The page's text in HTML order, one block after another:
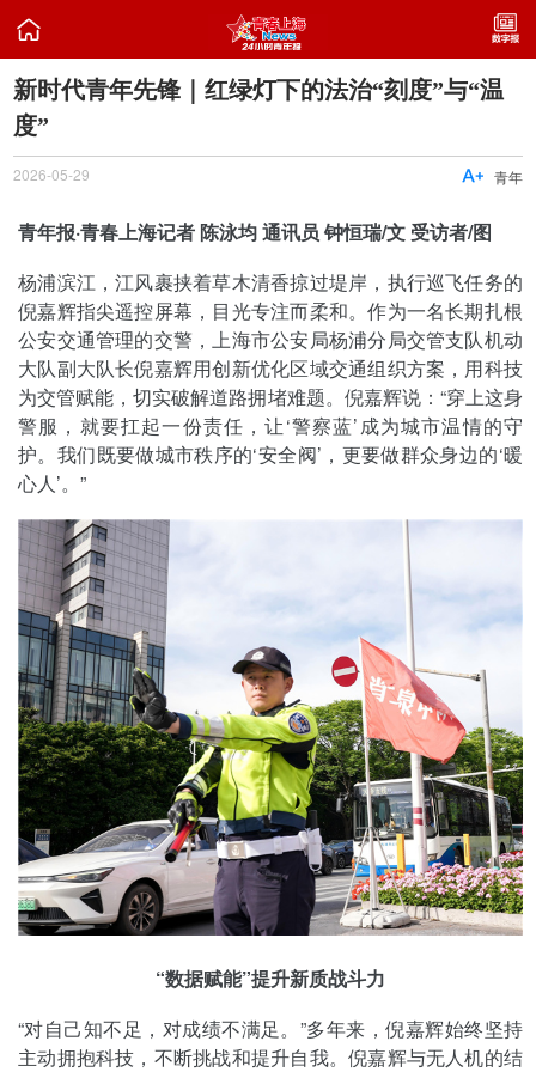

新时代青年先锋｜红绿灯下的法治“刻度”与“温
度”
2026-05-29 青年

青年报·青春上海记者 陈泳均通讯员 钟恒瑞/文 受访者/图
杨浦滨江，江风裹挟着草木清香掠过堤岸，执行巡飞任务的
倪嘉辉指尖遥控屏幕，目光专注而柔和。作为一名长期扎根
公安交通管理的交警，上海市公安局杨浦分局交管支队机动
大队副大队长倪嘉辉用创新优化区域交通组织方案，用科技
为交管赋能，切实破解道路拥堵难题。倪嘉辉说：“穿上这身
警服，就要扛起一份责任，让‘警察蓝’成为城市温情的守
护。我们既要做城市秩序的‘安全阀’，更要做群众身边的‘暖
心人’。”
“数据赋能”提升新质战斗力
“对自己知不足，对成绩不满足。”多年来，倪嘉辉始终坚持
主动拥抱科技，不断挑战和提升自我。倪嘉辉与无人机的结